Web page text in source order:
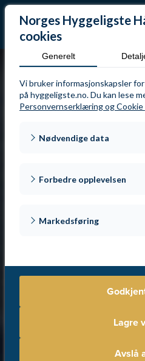
Norges Hyggeligste
cookies
Generelt
Vi bruker informasjonskapsler
på hyggeligste.no. Du kan lese
Personvernserklæring og Cookie
Nødvendige data
Forbedre opplevelsen
Markedsføring
Lagre
Avslå
Jan Erik
Kategori:Snekker / Tømrer
ANDERSEN
Levanger, Trøndelag